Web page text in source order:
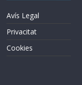
Avís Legal
Privacitat
Cookies